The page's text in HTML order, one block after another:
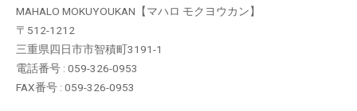
MAHALO MOKUYOUKAN【マハロ モクヨウカン】
〒512-1212
三重県四日市市智積町3191-1
電話番号 : 059-326-0953
FAX番号 : 059-326-0953